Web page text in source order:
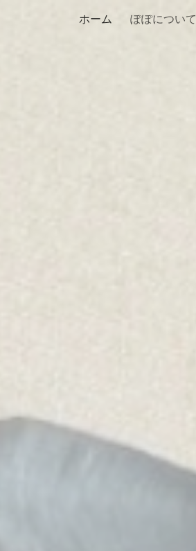
Skip to main content
ホーム ぽぽについて